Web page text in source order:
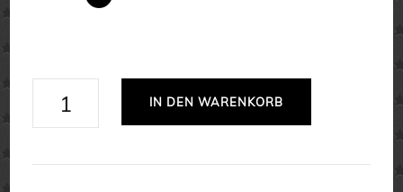
Lequemige
IN DEN WARENKORB